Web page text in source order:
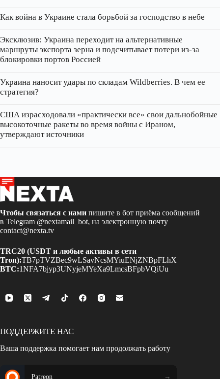
Как война в Украине стала борьбой за господство в небе
Эксклюзив: Украина переходит на альтернативные
маршруты экспорта зерна и подсчитывает потери из‑за
блокировки портов Россией
Украина наносит удары по складам Wildberries. В чем ее
стратегия?
США израсходовали «практически все» свои дальнобойные
высокоточные ракеты во время войны с Ираном,
утверждают источники
Чтобы связаться с нами пишите в бот приёма сообщений
в Telegram @nextamail_bot, на электронную почту
contact@nexta.tv
TRC20 (USDT и любые активы в сети
Tron):TB7pTVZBec9wLSavNcsMYiuENjZNBpFLhX
BTC:1NFA7bjyp3UNyjeMYeXa9LmcsBFpbVQiUu
ПОДДЕРЖИТЕ НАС
Ваша поддержка помогает нам продолжать работу
Patreon